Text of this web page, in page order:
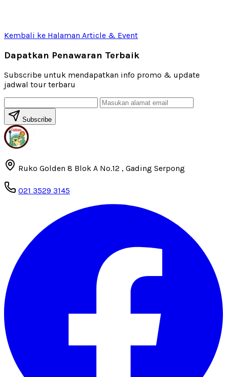
Kembali ke Halaman Article & Event
Dapatkan Penawaran Terbaik
Subscribe untuk mendapatkan info promo & update
jadwal tour terbaru
Subscribe
Ruko Golden 8 Blok A No.12 , Gading Serpong
021 3529 3145